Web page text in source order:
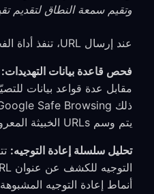
وتقيم سمعة النطاق لتقديم
عند إرسال URL، تنفذ أداة الفحص عدة تحليلات:
فحص قاعدة بيانات التهديدات:
مقابل عدة قواعد بيانات
يتم وسم URLs الخبيثة المعروفة فورًا.
تحليل سلسلة إعادة التوجيه:
أنماط إعادة التوجيه